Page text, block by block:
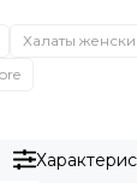
Халаты